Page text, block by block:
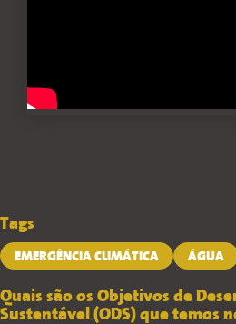
Tags
EMERGÊNCIA CLIMÁTICA ÁGUA
Quais são os Objetivos de
Sustentável (ODS) que temos